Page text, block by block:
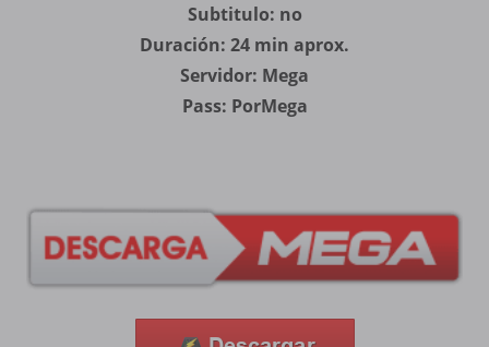
Subtitulo: no
Duración: 24 min aprox.
Servidor: Mega
Pass: PorMega